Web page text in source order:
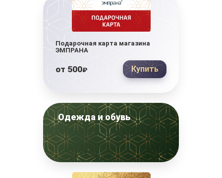
Подарочная карта магазина
ЭМПРАНА
от 500₽ Купить
Одежда и обувь